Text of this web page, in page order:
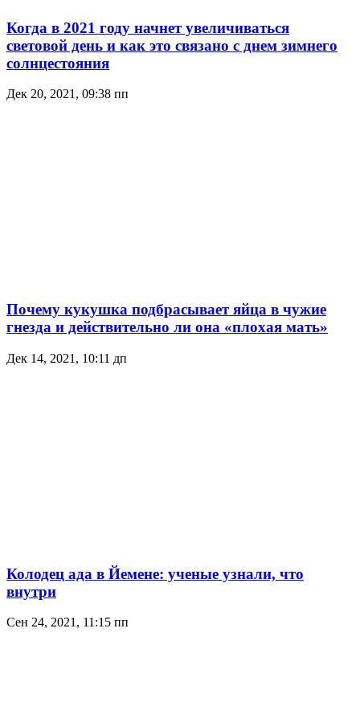
Когда в 2021 году начнет увеличиваться
световой день и как это связано с днем зимнего
солнцестояния
Дек 20, 2021, 09:38 пп
Почему кукушка подбрасывает яйца в чужие
гнезда и действительно ли она «плохая мать»
Дек 14, 2021, 10:11 дп
Колодец ада в Йемене: ученые узнали, что
внутри
Сен 24, 2021, 11:15 пп